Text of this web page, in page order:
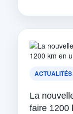
ACTUALITÉS
La
faire 1200